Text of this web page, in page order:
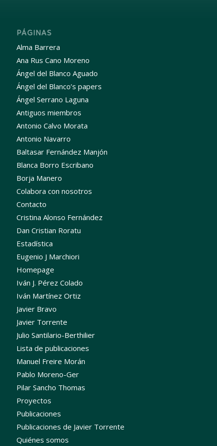
PÁGINAS
Alma Barrera
Ana Rus Cano Moreno
Ángel del Blanco Aguado
Ángel del Blanco’s papers
Ángel Serrano Laguna
Antiguos miembros
Antonio Calvo Morata
Antonio Navarro
Baltasar Fernández Manjón
Blanca Borro Escribano
Borja Manero
Colabora con nosotros
Contacto
Cristina Alonso Fernández
Dan Cristian Roratu
Estadística
Eugenio J Marchiori
Homepage
Iván J. Pérez Colado
Iván Martínez Ortiz
Javier Bravo
Javier Torrente
Julio Santilario-Berthilier
Lista de publicaciones
Manuel Freire Morán
Pablo Moreno-Ger
Pilar Sancho Thomas
Proyectos
Publicaciones
Publicaciones de Javier Torrente
Quiénes somos